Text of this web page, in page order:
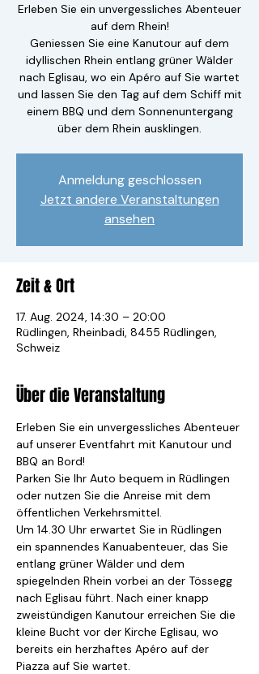
Erleben Sie ein unvergessliches Abenteuer
auf dem Rhein!
Geniessen Sie eine Kanutour auf dem
idyllischen Rhein entlang grüner Wälder
nach Eglisau, wo ein Apéro auf Sie wartet
und lassen Sie den Tag auf dem Schiff mit
einem BBQ und dem Sonnenuntergang
über dem Rhein ausklingen.
Anmeldung geschlossen
Jetzt andere Veranstaltungen
ansehen
Zeit & Ort
17. Aug. 2024, 14:30 – 20:00
Rüdlingen, Rheinbadi, 8455 Rüdlingen,
Schweiz
Über die Veranstaltung
Erleben Sie ein unvergessliches Abenteuer
auf unserer Eventfahrt mit Kanutour und
BBQ an Bord!
Parken Sie Ihr Auto bequem in Rüdlingen
oder nutzen Sie die Anreise mit dem
öffentlichen Verkehrsmittel.
Um 14.30 Uhr erwartet Sie in Rüdlingen
ein spannendes Kanuabenteuer, das Sie
entlang grüner Wälder und dem
spiegelnden Rhein vorbei an der Tössegg
nach Eglisau führt. Nach einer knapp
zweistündigen Kanutour erreichen Sie die
kleine Bucht vor der Kirche Eglisau, wo
bereits ein herzhaftes Apéro auf der
Piazza auf Sie wartet.